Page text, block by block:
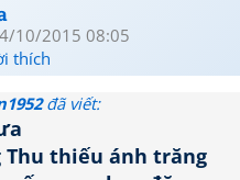
10/2015 08:05
thích
đã viết:
Thu thiếu ánh trăng